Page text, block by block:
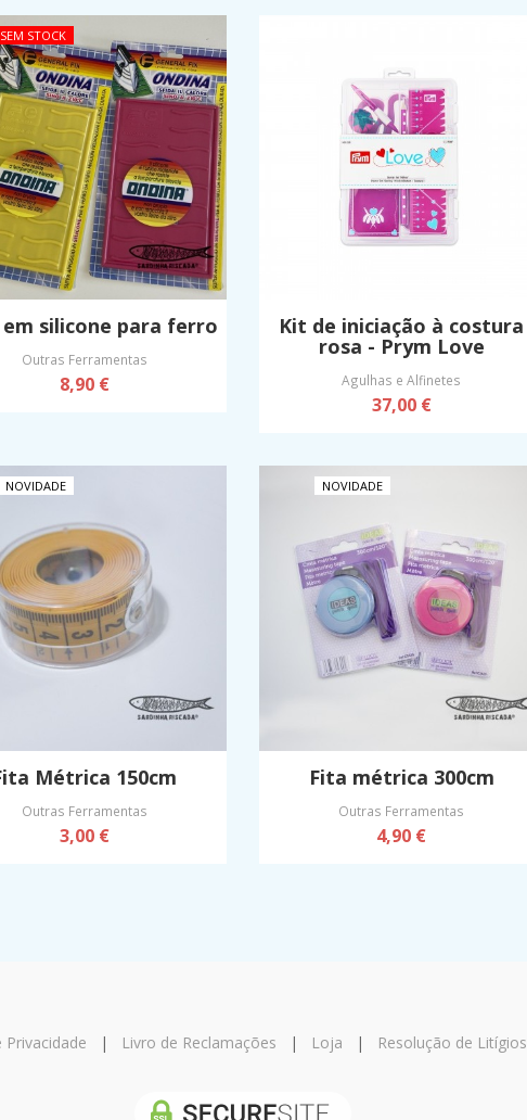
SEM STOCK
em silicone para ferro
Outras Ferramentas
8,90 €
Kit de iniciação à costura
rosa - Prym Love
Agulhas e Alfinetes
37,00 €
NOVIDADE
Métrica 150cm
Outras Ferramentas
3,00 €
NOVIDADE
Fita métrica 300cm
Outras Ferramentas
4,90 €
| Livro de Reclamações | Loja | Resolução de Litígios